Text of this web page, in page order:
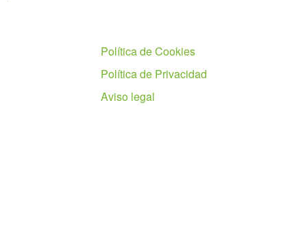
Política de Cookies
Política de Privacidad
Aviso legal